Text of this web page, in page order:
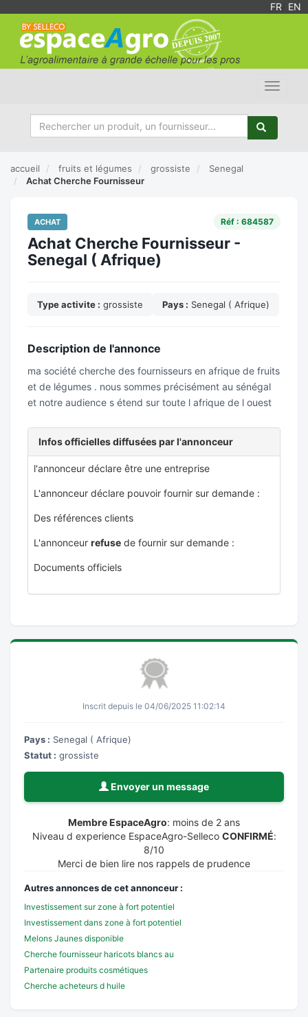
FR EN
Toggle
accueil fruits et légumes grossiste
Senegal
Achat Cherche Fournisseur
ACHAT Réf : 684587
Achat Cherche Fournisseur -
Senegal ( Afrique)
Type activite : grossiste Pays : Senegal ( Afrique)
Description de l'annonce
ma société cherche des fournisseurs en afrique de fruits
et de légumes . nous sommes précisément au sénégal
et notre audience s étend sur toute l afrique de l ouest
Infos officielles diffusées par l'annonceur
l'annonceur déclare être une entreprise
L'annonceur déclare pouvoir fournir sur demande :
Des références clients
L'annonceur refuse de fournir sur demande :
Documents officiels
Inscrit depuis le 04/06/2025 11:02:14
Pays : Senegal ( Afrique)
Statut : grossiste
Envoyer un message
Membre EspaceAgro: moins de 2 ans
Niveau d experience EspaceAgro-Selleco CONFIRMÉ:
8/10
Merci de bien lire nos rappels de prudence
Autres annonces de cet annonceur :
Investissement sur zone à fort potentiel
Investissement dans zone à fort potentiel
Melons Jaunes disponible
Cherche fournisseur haricots blancs au
Partenaire produits cosmétiques
Cherche acheteurs d huile